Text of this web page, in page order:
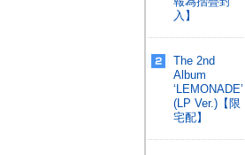
入】
The 2nd
Album
‘LEMONADE’
(LP Ver.)【限
宅配】